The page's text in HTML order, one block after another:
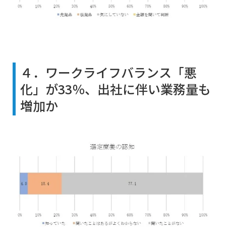
４．ワークライフバランス「悪
化」が33％、出社に伴い業務量も
増加か